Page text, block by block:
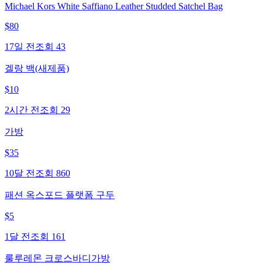
Michael Kors White Saffiano Leather Studded Satchel Bag
$80
17일 전 조회 43
겔랑 백(새제품)
$10
2시간 전 조회 29
가방
$35
10달 전 조회 860
패션 옥스포드 플랫폼 구두
$5
1달 전 조회 161
룰루레몬 크로스바디가방